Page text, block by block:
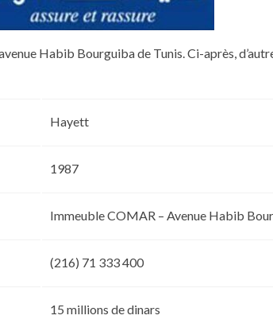
Habib Bourguiba de Tunis. Ci-après,
Hayett
1987
Immeuble COMAR – Avenue Habib
(216) 71 333 400
15 millions de dinars